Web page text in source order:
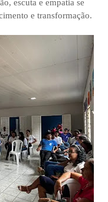
escuta e empatia se
e transformação.